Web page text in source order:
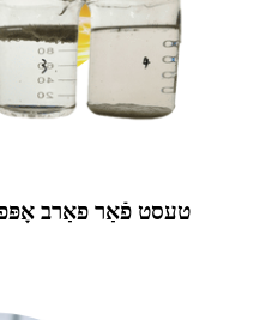
טעסט פֿאַר פאַרב